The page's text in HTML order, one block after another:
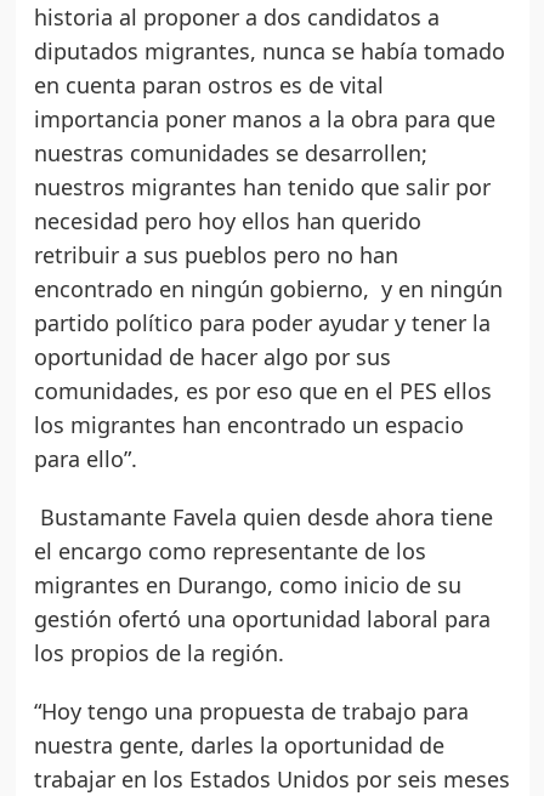
historia al proponer a dos candidatos a
diputados migrantes, nunca se había tomado
en cuenta paran ostros es de vital
importancia poner manos a la obra para que
nuestras comunidades se desarrollen;
nuestros migrantes han tenido que salir por
necesidad pero hoy ellos han querido
retribuir a sus pueblos pero no han
encontrado en ningún gobierno, y en ningún
partido político para poder ayudar y tener la
oportunidad de hacer algo por sus
comunidades, es por eso que en el PES ellos
los migrantes han encontrado un espacio
para ello”.
Bustamante Favela quien desde ahora tiene
el encargo como representante de los
migrantes en Durango, como inicio de su
gestión ofertó una oportunidad laboral para
los propios de la región.
“Hoy tengo una propuesta de trabajo para
nuestra gente, darles la oportunidad de
trabajar en los Estados Unidos por seis meses